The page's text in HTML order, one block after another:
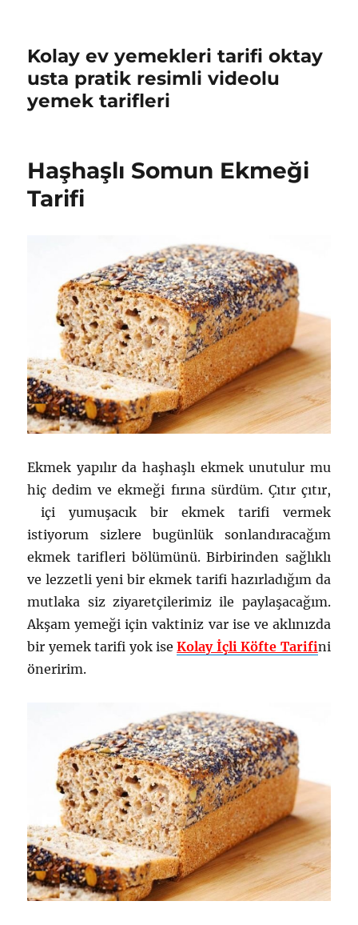
Kolay ev yemekleri tarifi oktay
usta pratik resimli videolu
yemek tarifleri
Haşhaşlı Somun Ekmeği
Tarifi
Ekmek yapılır da haşhaşlı ekmek unutulur mu
hiç dedim ve ekmeği fırına sürdüm. Çıtır çıtır,
içi yumuşacık bir ekmek tarifi vermek
istiyorum sizlere bugünlük sonlandıracağım
ekmek tarifleri bölümünü. Birbirinden sağlıklı
ve lezzetli yeni bir ekmek tarifi hazırladığım da
mutlaka siz ziyaretçilerimiz ile paylaşacağım.
Akşam yemeği için vaktiniz var ise ve aklınızda
bir yemek tarifi yok iseKolay İçli Köfte Tarifini
öneririm.